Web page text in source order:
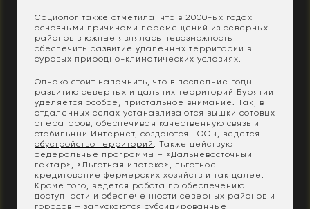
Социолог также отметила, что в 2000-ых годах
основными причинами перемещений из северных
районов в южные являлась невозможность
обеспечить развитие удаленных территорий в
суровых природно-климатических условиях.
Однако стоит напомнить, что в последние годы
развитию северных и дальних территорий Бурятии
уделяется особое, пристальное внимание. Так, в
отдаленных селах устанавливаются вышки сотовых
операторов, обеспечивая качественную связь и
стабильный Интернет, создаются ТОСы, ведется
обустройство территорий
. Также действуют
федеральные программы – «Дальневосточный
гектар», «Льготная ипотека», льготное
кредитование фермерских хозяйств и так далее.
Кроме того, ведется работа по обеспечению
доступности и обеспеченности северных районов и
городов – запускаются субсидированные